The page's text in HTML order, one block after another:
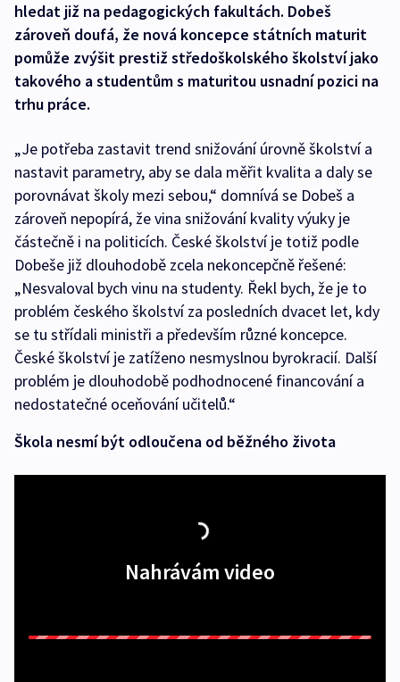
hledat již na pedagogických fakultách. Dobeš
zároveň doufá, že nová koncepce státních maturit
pomůže zvýšit prestiž středoškolského školství jako
takového a studentům s maturitou usnadní pozici na
trhu práce.
„Je potřeba zastavit trend snižování úrovně školství a
nastavit parametry, aby se dala měřit kvalita a daly se
porovnávat školy mezi sebou,“ domnívá se Dobeš a
zároveň nepopírá, že vina snižování kvality výuky je
částečně i na politicích. České školství je totiž podle
Dobeše již dlouhodobě zcela nekoncepčně řešené:
„Nesvaloval bych vinu na studenty. Řekl bych, že je to
problém českého školství za posledních dvacet let, kdy
se tu střídali ministři a především různé koncepce.
České školství je zatíženo nesmyslnou byrokracií. Další
problém je dlouhodobě podhodnocené financování a
nedostatečné oceňování učitelů.“
Škola nesmí být odloučena od běžného života
Nahrávám video